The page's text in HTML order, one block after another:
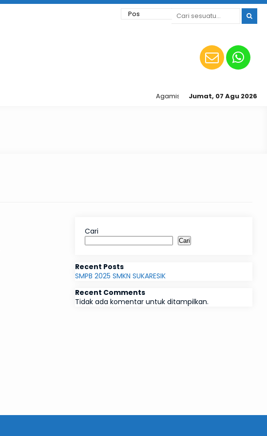
Jumat, 07 Agu 2026
Agamis | Sinergi | Inovatif | Kompetitif
Cari
Cari
Recent Posts
SMPB 2025 SMKN SUKARESIK
Recent Comments
Tidak ada komentar untuk ditampilkan.